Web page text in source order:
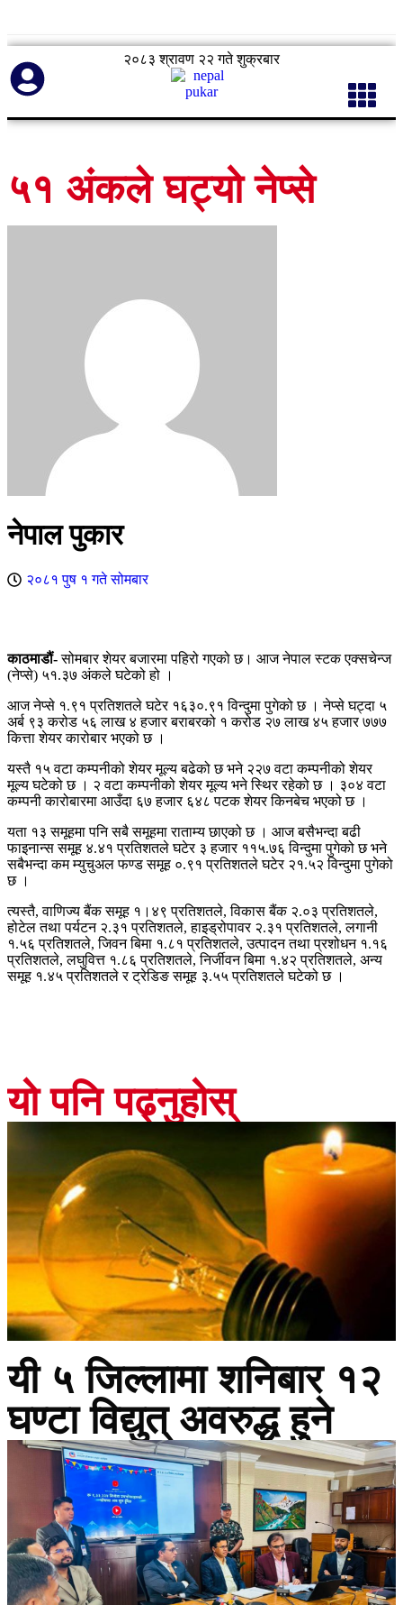
२०८३ श्रावण २२ गते शुक्रबार
५१ अंकले घट्यो नेप्से
नेपाल पुकार
२०८१ पुष १ गते सोमबार
काठमाडौं-सोमबार शेयर बजारमा पहिरो गएको छ। आज नेपाल स्टक एक्सचेन्ज
(नेप्से) ५१.३७ अंकले घटेको हो ।
आज नेप्से १.९१ प्रतिशतले घटेर १६३०.९१ विन्दुमा पुगेको छ । नेप्से घट्दा ५
अर्ब ९३ करोड ५६ लाख ४ हजार बराबरको १ करोड २७ लाख ४५ हजार ७७७
कित्ता शेयर कारोबार भएको छ ।
यस्तै १५ वटा कम्पनीको शेयर मूल्य बढेको छ भने २२७ वटा कम्पनीको शेयर
मूल्य घटेको छ । २ वटा कम्पनीको शेयर मूल्य भने स्थिर रहेको छ । ३०४ वटा
कम्पनी कारोबारमा आउँदा ६७ हजार ६४८ पटक शेयर किनबेच भएको छ ।
यता १३ समूहमा पनि सबै समूहमा राताम्य छाएको छ । आज बसैभन्दा बढी
फाइनान्स समूह ४.४१ प्रतिशतले घटेर ३ हजार ११५.७६ विन्दुमा पुगेको छ भने
सबैभन्दा कम म्युचुअल फण्ड समूह ०.९१ प्रतिशतले घटेर २१.५२ विन्दुमा पुगेको
छ ।
त्यस्तै, वाणिज्य बैंक समूह १।४९ प्रतिशतले, विकास बैंक २.०३ प्रतिशतले,
होटेल तथा पर्यटन २.३१ प्रतिशतले, हाइड्रोपावर २.३१ प्रतिशतले, लगानी
१.५६ प्रतिशतले, जिवन बिमा १.८१ प्रतिशतले, उत्पादन तथा प्रशोधन १.१६
प्रतिशतले, लघुवित्त १.८६ प्रतिशतले, निर्जीवन बिमा १.४२ प्रतिशतले, अन्य
समूह १.४५ प्रतिशतले र ट्रेडिङ समूह ३.५५ प्रतिशतले घटेको छ ।
यो पनि पढ्नुहोस्
यी ५ जिल्लामा शनिबार १२
घण्टा विद्युत् अवरुद्ध हुने